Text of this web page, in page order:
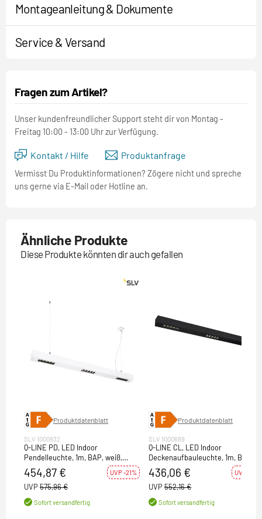
Montageanleitung & Dokumente
Service & Versand
Fragen zum Artikel?
Unser kundenfreundlicher Support steht dir von Montag -
Freitag 10:00 - 13:00 Uhr zur Verfügung.
Kontakt / Hilfe Produktanfrage
Vermisst Du Produktinformationen? Zögere nicht und spreche
uns gerne via E-Mail oder Hotline an.
Ähnliche Produkte
Diese Produkte könnten dir auch gefallen
Produktdatenblatt
SLV 1000932
Q-LINE PD, LED Indoor
Pendelleuchte, 1m, BAP, weiß,
4000K
454,87 € UVP -21%
UVP 575,96 €
Sofort versandfertig
Produktdatenblatt
SLV 1000689
Q-LINE CL, LED Indoor
Deckenaufbauleuchte, 1m, BAP,
schwarz, 4000K
436,06 € UVP -21%
UVP 552,16 €
Sofort versandfertig